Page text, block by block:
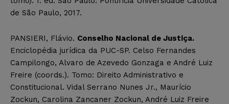
de São Paulo, 2017.
PANSIERI, Flávio. Conselho Nacional de Justiça.
Enciclopédia jurídica da PUC-SP. Celso Fernandes
Campilongo, Alvaro de Azevedo Gonzaga e André Luiz
Freire (coords.). Tomo: Direito Administrativo e
Constitucional. Vidal Serrano Nunes Jr., Maurício
Zockun, Carolina Zancaner Zockun, André Luiz Freire